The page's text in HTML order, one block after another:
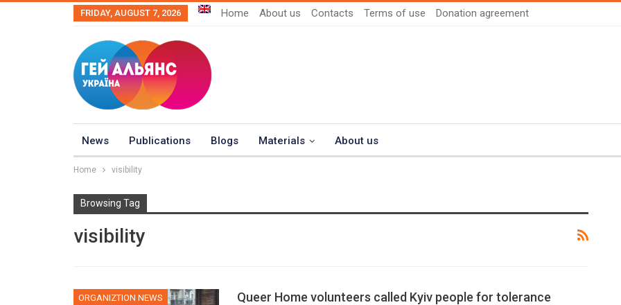
FRIDAY, AUGUST 7, 2026 Home About us Contacts Terms of use Donation agreement
News Publications Blogs Materials About us
Home visibility
Browsing Tag
visibility
ORGANIZTION NEWS Queer Home volunteers called Kyiv people for tolerance